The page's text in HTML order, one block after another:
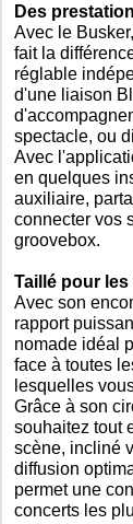
Des
Avec le
fait la
réglable
d'une liaison
spectacle, ou
Avec
en quelques
auxiliaire,
connecter vos
groovebox.
Taillé pour
Avec son
rapport
nomade idéal
face à toutes
lesquelles
Grâce à son
souhaitez tout
scène, incliné
diffusion
permet une
concerts les